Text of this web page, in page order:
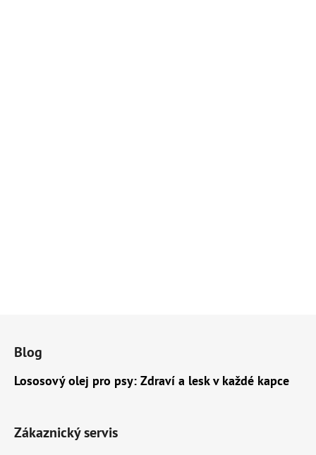
Blog
Lososový olej pro psy: Zdraví a lesk v každé kapce
Zákaznický servis